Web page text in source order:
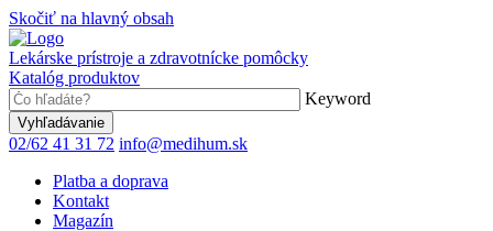
Skočiť na hlavný obsah
Lekárske prístroje a zdravotnícke pomôcky
Katalóg produktov
Keyword
02/62 41 31 72 info@medihum.sk
Platba a doprava
Kontakt
Magazín